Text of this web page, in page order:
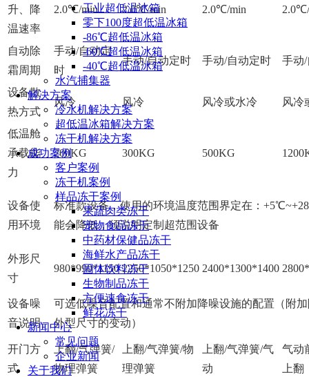
工业超低温冰箱
零下100度超低温冰箱
-86℃超低温冰箱
-60℃超低温冰箱
-40℃超低温冰箱
水汽捕集器
解决方案
冷水机解决方案
超低温冰箱解决方案
冻干机解决方案
成功案例
客户案例
冻干机案例
样品冻干案例
果蔬肉类冻干
宠物食品冻干
中药材保健品冻干
海鲜水产品冻干
固体饮料冻干
生物制品冻干
方便速食冻干
鲜花冻干
新闻中心
常见问题
企业新闻
关于我们
升、降
温速率
2.0℃/min 2.0℃/min 2.0℃/min
自动除
霜周期
手动/自动定
时
手动/自动定时 手动/自动定时 手动
设备散
热方式
风冷 风冷 风冷或水冷 风冷
低温舱
承载能
力
200KG 300KG 500KG
设备使
用环境
标准款设备，使用的环境温度范围界定在：
能会降低，须说明定制超范围设备
外形尺
寸
980*990*1150 2250*1050*1250 2400*1300*1400
设备噪
音说明
可选低噪音配置和通常不附加降噪设施的配置（附
外型尺寸的变动）
开门方
式
上翻/气弹簧/
物理弹簧
上翻/气弹簧/物
理弹簧
上翻/气弹簧/气
动
气动
上翻